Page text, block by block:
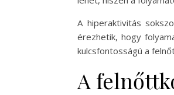
A hiperaktivitás
érezhetik, hogy
kulcsfontosságú a
A